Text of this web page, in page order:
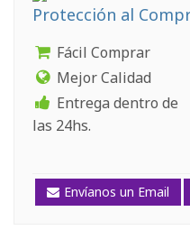
Protección al
Fácil Comprar
Mejor Calidad
Entrega dentro de
las 24hs.
Envíanos un Email